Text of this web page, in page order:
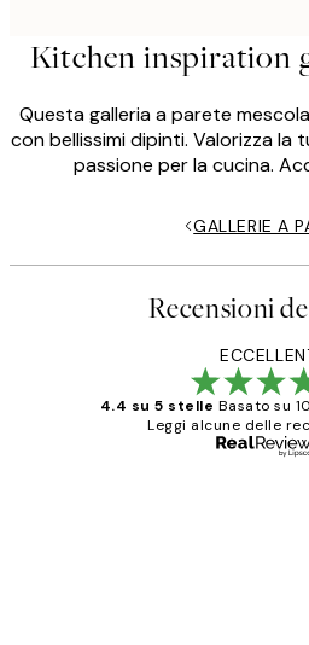
Kitchen inspiration
Questa galleria a parete
con bellissimi dipinti. Valorizza la
passione per la cucina.
GALLERIE A
Recensioni
4.4 su 5 stelle Basato su
Leggi alcune delle